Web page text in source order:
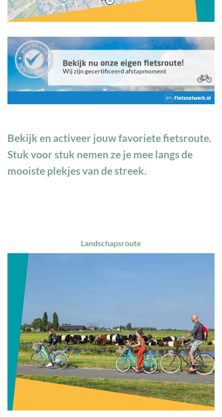
Bekijk en activeer jouw favoriete fietsroute.
Stuk voor stuk nemen ze je mee langs de
mooiste plekjes van de streek.
Landschapsroute